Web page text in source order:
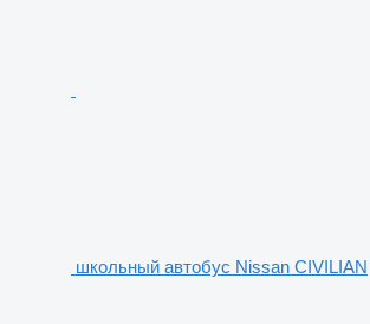
школьный автобус Nissan CIVILIAN